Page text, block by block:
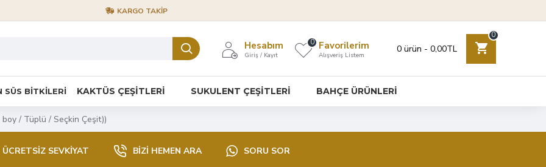
KARGO TAKIP
Hesabım
Giriş / Kayıt
Favorilerim
Alışveriş Listem
0
0 ürün - 0,00TL
0
SÜS BİTKİLERİ KAKTÜS ÇEŞİTLERİ SUKULENT ÇEŞİTLERİ BAHÇE ÜRÜNLERİ
/ Tüplü / Seçkin Çeşit))
ÜCRETSIZ SEVKIYAT BIZI HEMEN ARA SORU SOR